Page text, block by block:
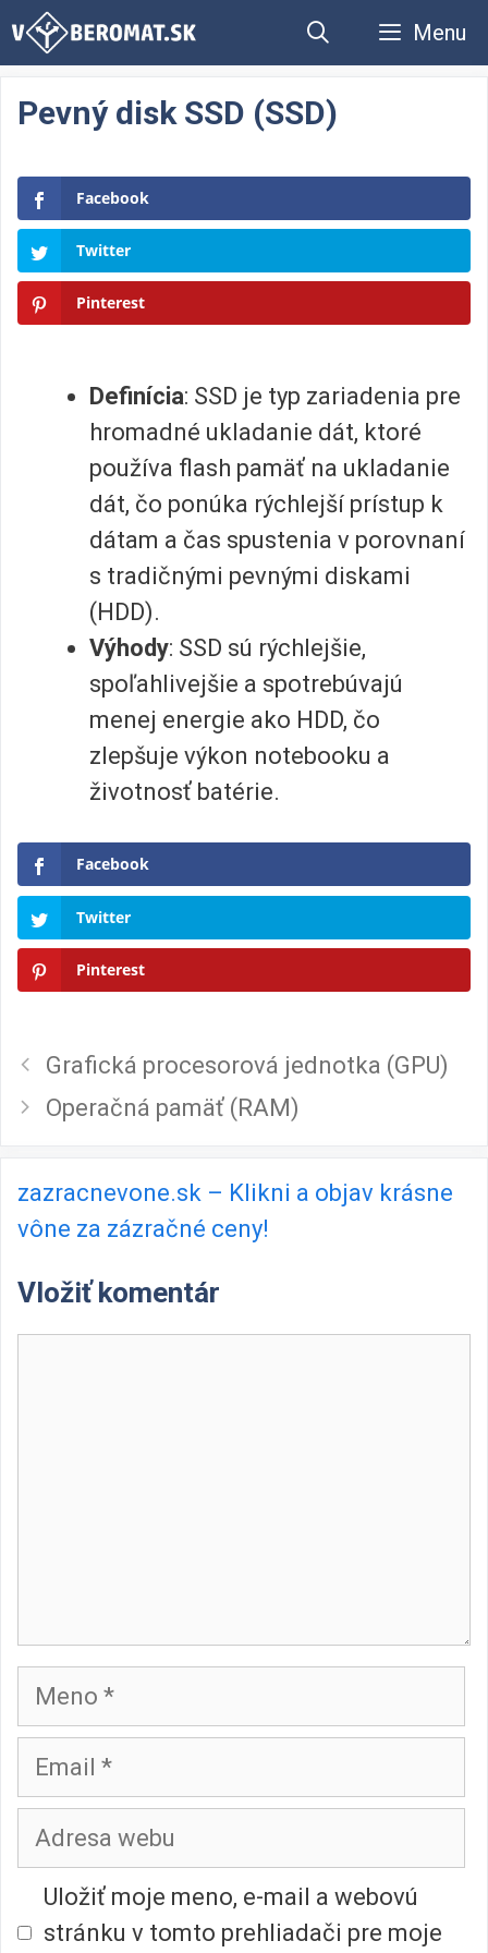
Preskočiť
Menu
Pevný disk SSD (SSD)
Facebook
Twitter
Pinterest
Definícia: SSD je typ zariadenia pre
hromadné ukladanie dát, ktoré
používa flash pamäť na ukladanie
dát, čo ponúka rýchlejší prístup k
dátam a čas spustenia v porovnaní
s tradičnými pevnými diskami
(HDD).
Výhody: SSD sú rýchlejšie,
spoľahlivejšie a spotrebúvajú
menej energie ako HDD, čo
zlepšuje výkon notebooku a
životnosť batérie.
Facebook
Twitter
Pinterest
Grafická procesorová jednotka (GPU)
Operačná pamäť (RAM)
zazracnevone.sk – Klikni a objav krásne
vône za zázračné ceny!
Vložiť komentár
Meno
Email
Adresa
webu
Uložiť moje meno, e-mail a webovú
stránku v tomto prehliadači pre moje